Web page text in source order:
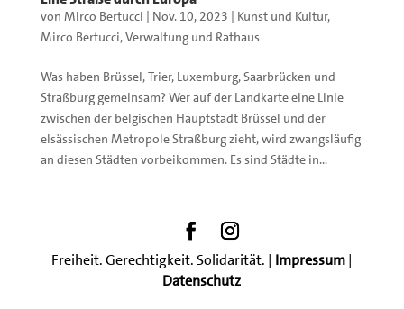
von Mirco Bertucci | Nov. 10, 2023 | Kunst und Kultur,
Mirco Bertucci,Verwaltung und Rathaus
Was haben Brüssel, Trier, Luxemburg, Saarbrücken und
Straßburg gemeinsam? Wer auf der Landkarte eine Linie
zwischen der belgischen Hauptstadt Brüssel und der
elsässischen Metropole Straßburg zieht, wird zwangsläufig
an diesen Städten vorbeikommen. Es sind Städte in...
Freiheit. Gerechtigkeit. Solidarität. | Impressum|
Datenschutz